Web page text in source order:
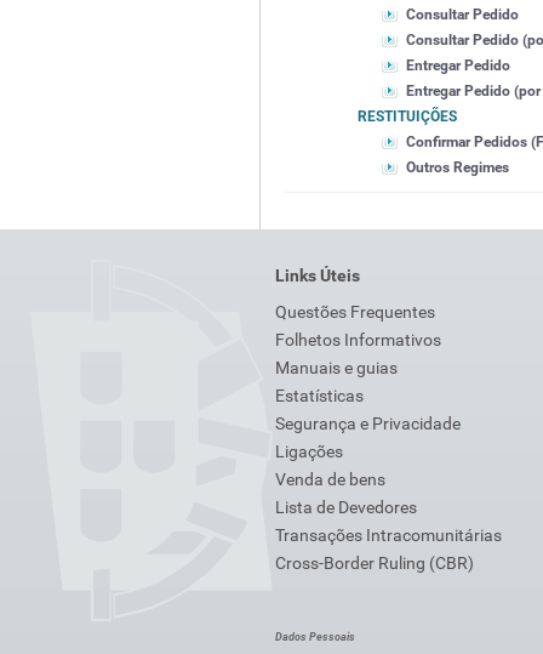
Consultar Pedido
Consultar Pedido
Entregar Pedido
Entregar Pedido
RESTITUIÇÕES
Confirmar Pedidos
Outros Regimes
Links Úteis
Questões Frequentes
Folhetos Informativos
Manuais e guias
Estatísticas
Segurança e Privacidade
Ligações
Venda de bens
Lista de Devedores
Transações Intracomunitárias
Cross-Border Ruling (CBR)
Dados Pessoais